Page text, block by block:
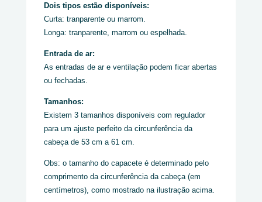
Dois tipos estão disponíveis:
Curta: tranparente ou marrom.
Longa: tranparente, marrom ou espelhada.
Entrada de ar:
As entradas de ar e ventilação podem ficar abertas
ou fechadas.
Tamanhos:
Existem 3 tamanhos disponíveis com regulador
para um ajuste perfeito da circunferência da
cabeça de 53 cm a 61 cm.
Obs: o tamanho do capacete é determinado pelo
comprimento da circunferência da cabeça (em
centímetros), como mostrado na ilustração acima.